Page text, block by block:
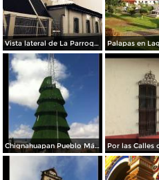
Vista lateral de La Parroquia
Chignahuapan Pueblo Mágico